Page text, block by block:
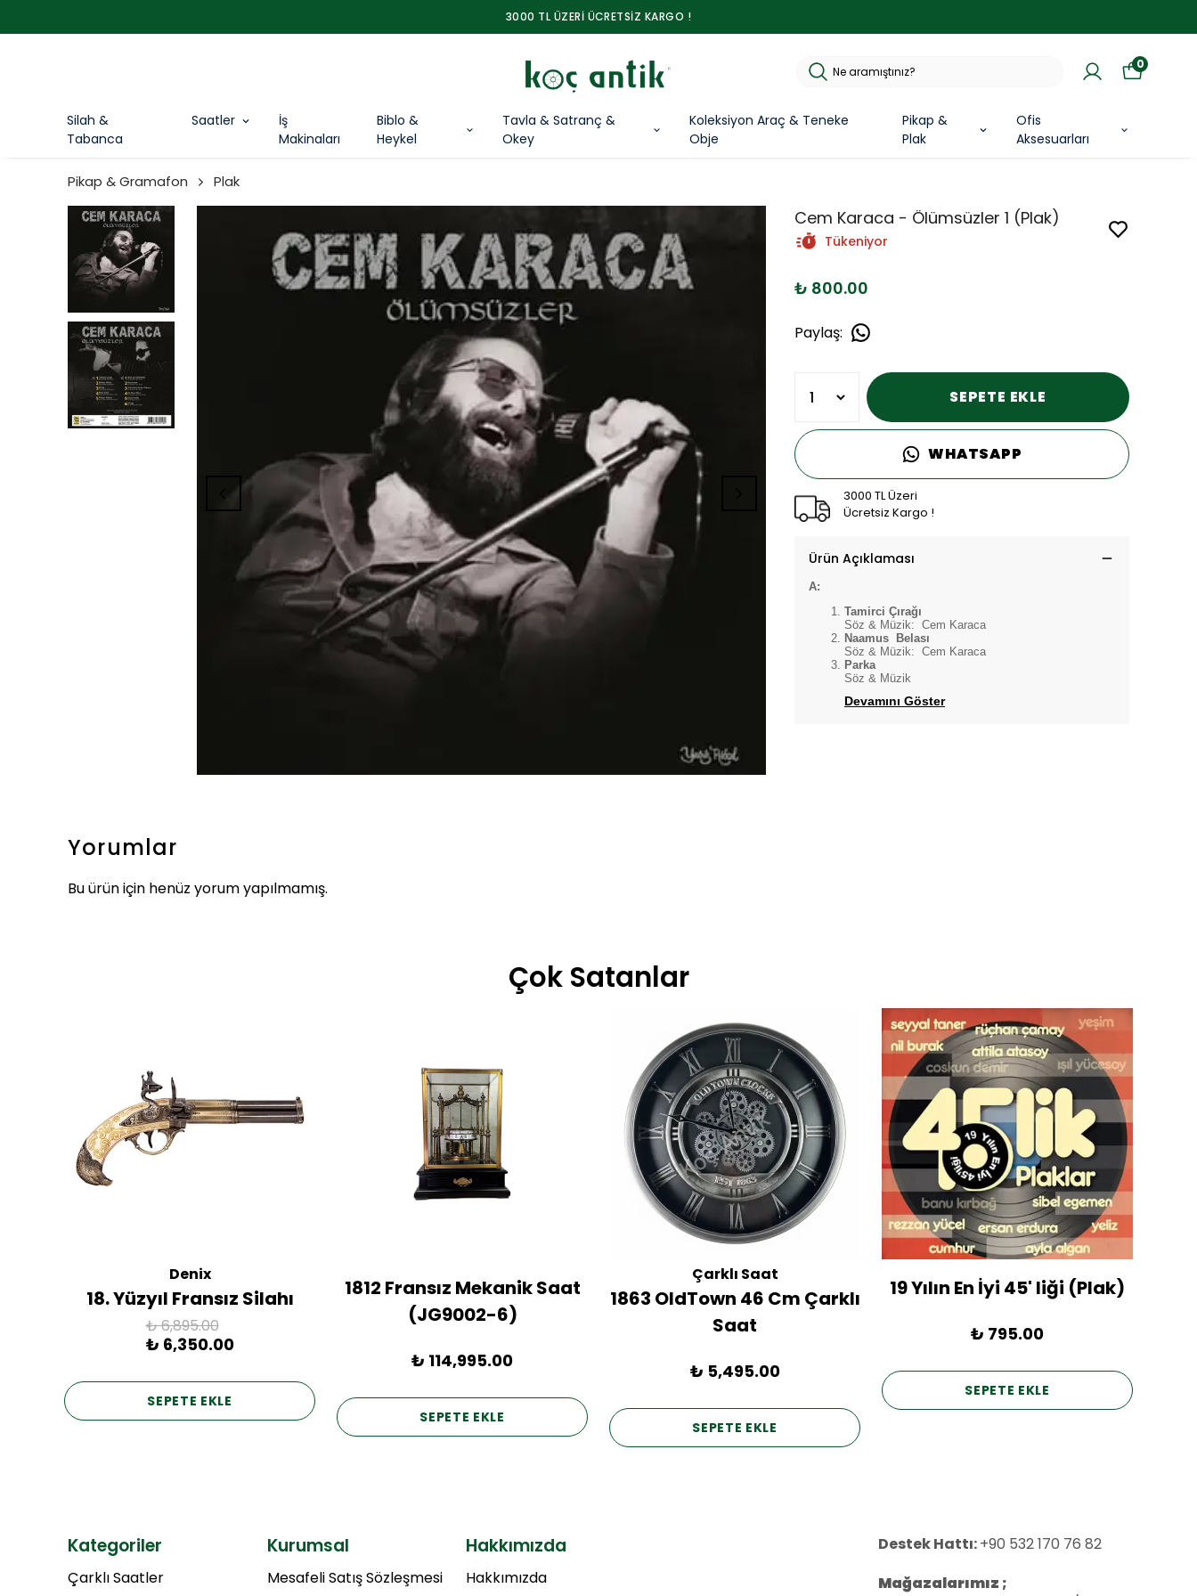
3000 TL ÜZERİ ÜCRETSİZ KARGO !
Silah &
Tabanca
Saatler
İş
Makinaları
Biblo &
Heykel
Tavla & Satranç &
Okey
Koleksiyon Araç & Teneke
Obje
Pikap &
Plak
Ofis
Aksesuarları
0
Pikap & Gramafon Plak
Cem Karaca - Ölümsüzler 1 (Plak)
Tükeniyor
₺ 800.00
Paylaş:
SEPETE EKLE
WHATSAPP
3000 TL Üzeri
Ücretsiz Kargo !
Ürün Açıklaması
A:
Tamirci Çırağı
Söz & Müzik: Cem Karaca
Naamus Belası
Söz & Müzik: Cem Karaca
Parka
Söz & Müzik
Devamını Göster
Yorumlar
Bu ürün için henüz yorum yapılmamış.
Çok Satanlar
Denix
18. Yüzyıl Fransız Silahı
₺ 6,895.00
₺ 6,350.00
SEPETE EKLE
1812 Fransız Mekanik Saat
(JG9002-6)
₺ 114,995.00
SEPETE EKLE
Çarklı Saat
1863 OldTown 46 Cm Çarklı
Saat
₺ 5,495.00
SEPETE EKLE
19 Yılın En İyi 45' liği (Plak)
₺ 795.00
SEPETE EKLE
Kategoriler
Çarklı Saatler
Kurumsal
Mesafeli Satış Sözleşmesi
Hakkımızda
Hakkımızda
Destek Hattı:+90 532 170 76 82
Mağazalarımız ;